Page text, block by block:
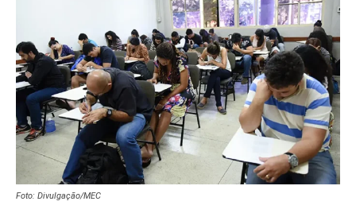
Foto: Divulgação/MEC